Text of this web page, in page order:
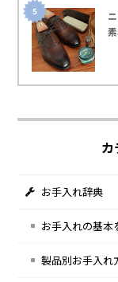
お手入れ辞典
お手入れの基本
製品別お手入れ